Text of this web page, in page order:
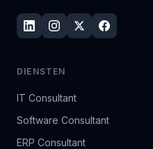
DIENSTEN
IT Consultant
Software Consultant
ERP Consultant